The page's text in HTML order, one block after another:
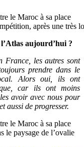
après une très
aujourd’hui ?
France, les autres sont
prendre dans le
Alors oui, ils ont
car ils ont moins
avoir avec nous pour
aussi de progresser.
le paysage de l’ovalie